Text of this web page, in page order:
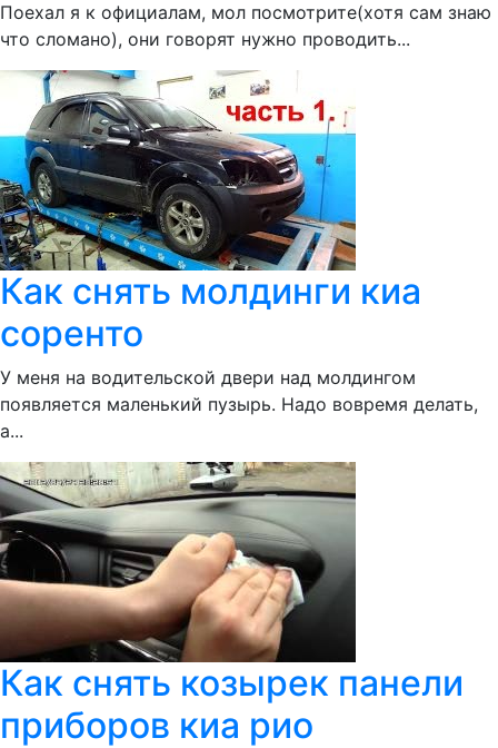
Поехал я к официалам, мол посмотрите(хотя сам знаю
что сломано), они говорят нужно проводить...
Как снять молдинги киа
соренто
У меня на водительской двери над молдингом
появляется маленький пузырь. Надо вовремя делать,
а...
Как снять козырек панели
приборов киа рио